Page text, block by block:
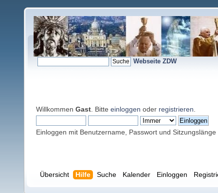
Webseite ZDW
Willkommen Gast . Bitte einloggen oder registrieren
Einloggen mit Benutzername, Passwort und Sitzungslänge
Übersicht Hilfe Suche Kalender Einloggen